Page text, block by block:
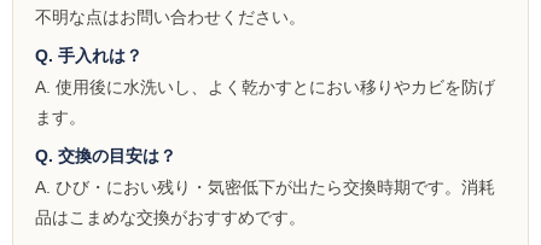
Eternal Smoke
FML
不明な点はお問い合わせください。
Q. 手入れは？
A. 使用後に水洗いし、よく乾かすとにおい移りやカビを防げ
ます。
Q. 交換の目安は？
A. ひび・におい残り・気密低下が出たら交換時期です。消耗
品はこまめな交換がおすすめです。